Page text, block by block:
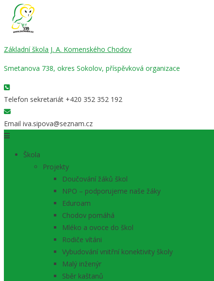
Základní škola J. A. Komenského Chodov
Smetanova 738, okres Sokolov, příspěvková organizace
Telefon sekretariát +420 352 352 192
Email iva.sipova@seznam.cz
Škola
Projekty
Doučování žáků škol
NPO – podporujeme naše žáky
Eduroam
Chodov pomáhá
Mléko a ovoce do škol
Rodiče vítáni
Vybudování vnitřní konektivity školy
Malý inženýr
Sběr kaštanů